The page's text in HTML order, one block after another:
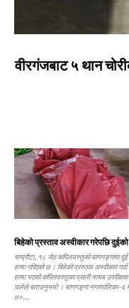
वीरगंजबाट ५ थान
बिहेको प्रस्ताव अस्वीकार गरेपछि दुईको
चन्द्रौटा, १८ जेठ कपिलवस्तुको बाणगङ्गामा
हत्या गरिएको छ । बिहेको प्रस्ताव अस्वीकार
हत्या भएको कपिलवस्तुका प्रहरी नायब उपरीक्षक
घलेले बताउनुभयो । बाणगङ्गा नगरपालिका–६
७०...